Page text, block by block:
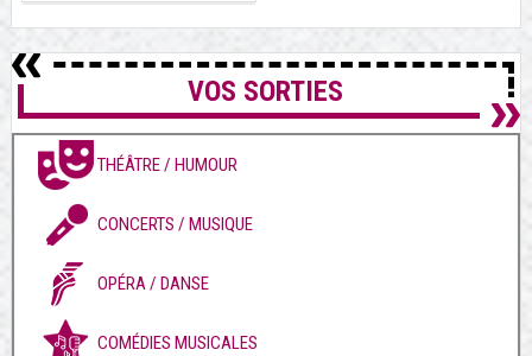
VOS SORTIES
THÉÂTRE / HUMOUR
CONCERTS / MUSIQUE
OPÉRA / DANSE
COMÉDIES MUSICALES